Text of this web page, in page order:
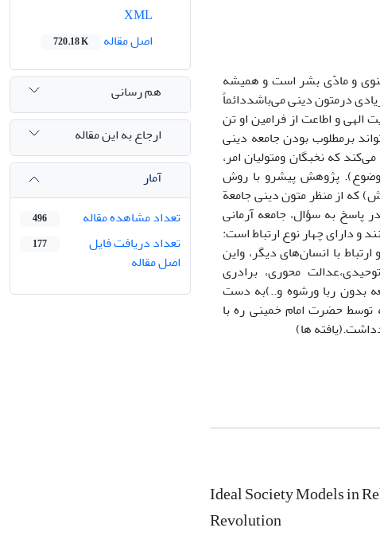
و مادّی بشر است و همیشه
درمتون دینی می‌باشددائماً
و اطاعت از فرامین او تن
برمطلوب بودن جامعه دینی
که نخبگان ومتولیان امر،
موضوع). پژوهش پیشرو با روش
که از منظر متون دینی جامعة
پاسخ به سؤال، جامعه آرمانی
دارای چهار نوع ارتباط است:
ارتباط با انسان‌های دیگر، واین
محوری، برادری
بدون ربا ورشوه و..)به دست
توسط حضرت امام خمینی ره با
ها)
Ideal Society Models in
Revolution
اصل مقاله
720.18 K
هم رسانی
ارجاع به این مقاله
آمار
تعداد مشاهده مقاله
496
تعداد دریافت فایل
اصل مقاله
177